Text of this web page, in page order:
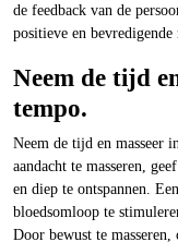
de feedback van de
positieve en
Neem de tijd
tempo.
Neem de tijd en masseer
aandacht te masseren,
en diep te ontspannen.
bloedsomloop te
Door bewust te